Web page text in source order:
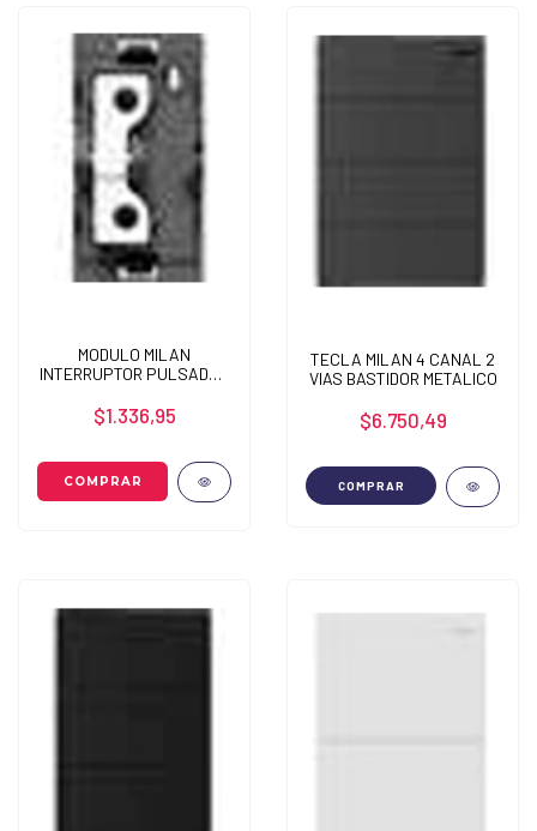
MODULO MILAN
INTERRUPTOR PULSADOR
$1.336,95
TECLA MILAN 4 CANAL 2
VIAS BASTIDOR METALICO
$6.750,49
COMPRAR